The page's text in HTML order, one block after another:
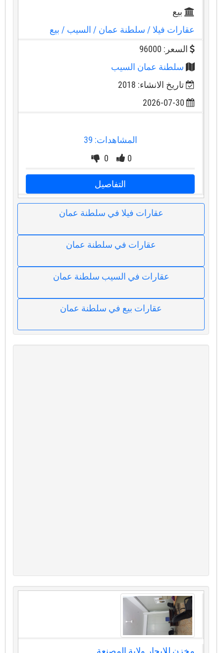
بيع
عقارات فيلا/ سلطنة عمان/ السيب/ بيع
السعر: 96000
سلطنة عمان السيب
تاريخ الانشاء: 2018
2026-07-30
المشاهدات: 39
0
0
التفاصيل
عقارات فيلا في سلطنة عمان
عقارات في سلطنة عمان
عقارات في السيب سلطنة عمان
عقارات بيع في سلطنة عمان
مخزن للايجار ولاية المصنعة